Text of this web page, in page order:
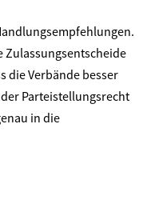
Zulassungsentscheide
die Verbände besser
Parteistellungsrecht
in die